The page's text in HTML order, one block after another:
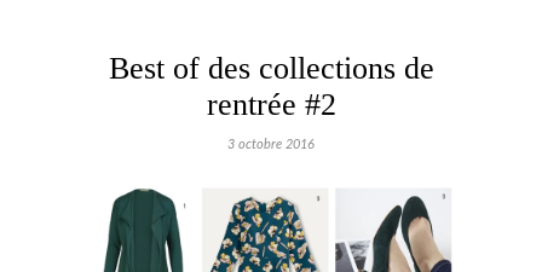
Best of des collections de
rentrée #2
3 octobre 2016